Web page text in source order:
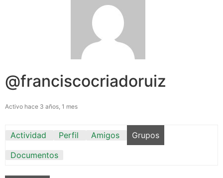
@franciscocriadoruiz
Activo hace 3 años, 1 mes
Actividad Perfil Amigos
Grupos
Documentos